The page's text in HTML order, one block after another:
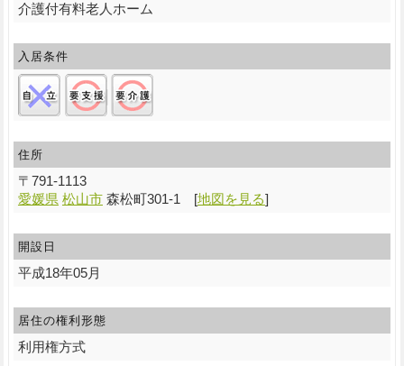
介護付有料老人ホーム
入居条件
住所
〒 791-1113
愛媛県 松山市 森松町301-1 [地図を見る]
開設日
平成18年05月
居住の権利形態
利用権方式